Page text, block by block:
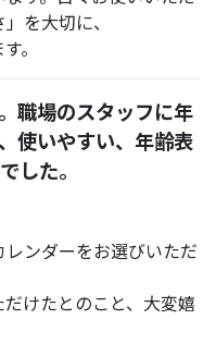
を大切に、
。
職場のスタッフに年
使いやすい、年齢表
した。
ンダーをお選びいただ
けたとのこと、大変嬉